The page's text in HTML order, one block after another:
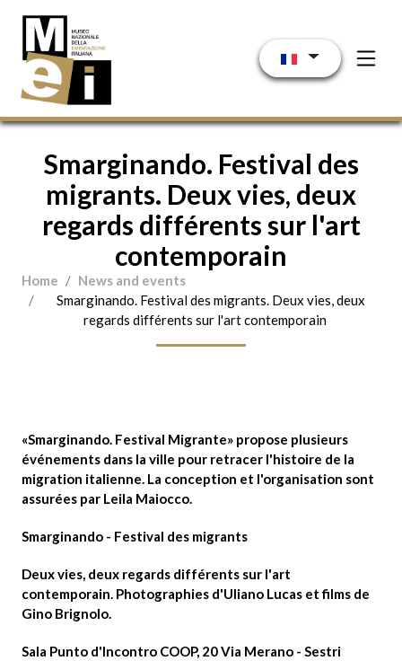
Smarginando. Festival des
migrants. Deux vies, deux
regards différents sur l'art
contemporain
Home
News and events
Smarginando. Festival des migrants. Deux vies, deux
regards différents sur l'art contemporain
«Smarginando. Festival Migrante» propose plusieurs
événements dans la ville pour retracer l'histoire de la
migration italienne. La conception et l'organisation sont
assurées par Leila Maiocco.
Smarginando - Festival des migrants
Deux vies, deux regards différents sur l'art
contemporain. Photographies d'Uliano Lucas et films de
Gino Brignolo.
Sala Punto d'Incontro COOP, 20 Via Merano - Sestri